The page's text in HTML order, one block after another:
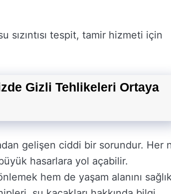
sızıntısı tespit, tamir hizmeti için
Gizli Tehlikeleri Ortaya
gelişen ciddi bir sorundur. Her
hasarlara yol açabilir.
hem de yaşam alanını